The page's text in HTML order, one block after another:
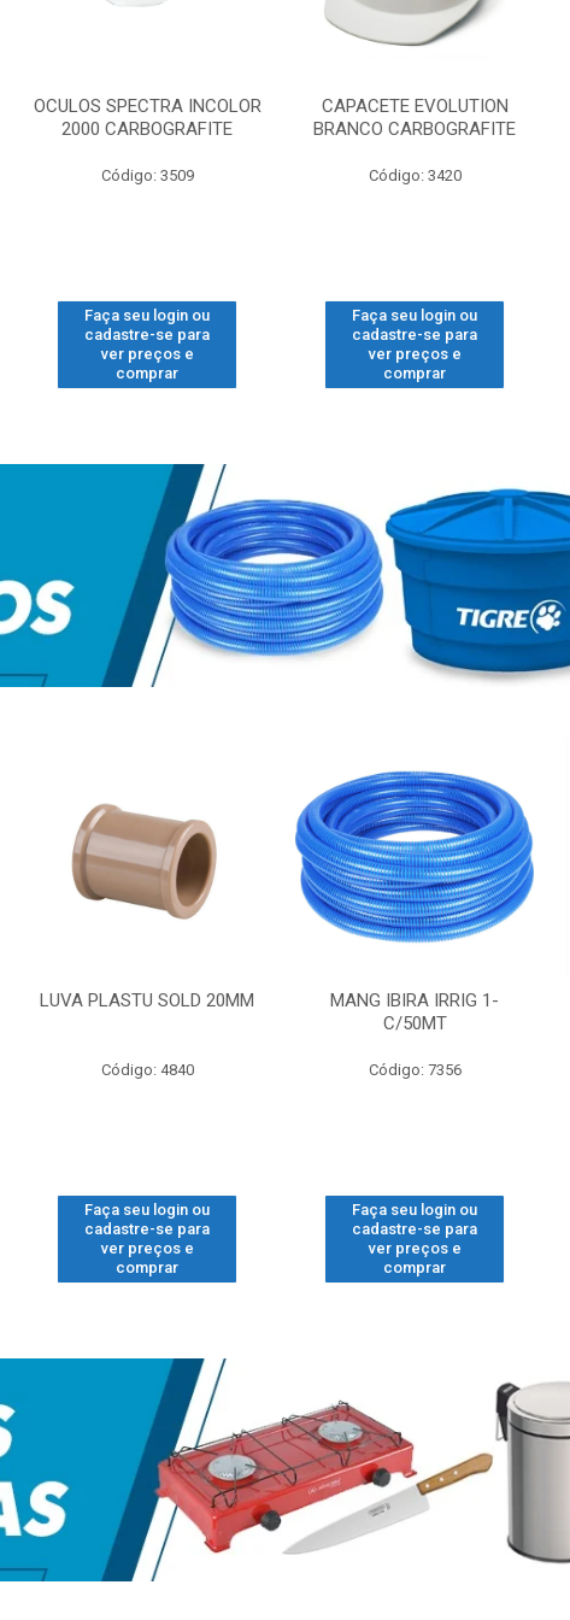
OCULOS SPECTRA INCOLOR
2000 CARBOGRAFITE
Código: 3509
Faça seu login ou
cadastre-se para
ver preços e
comprar
CAPACETE EVOLUTION
BRANCO CARBOGRAFITE
Código: 3420
Faça seu login ou
cadastre-se para
ver preços e
comprar
LUVA PLASTU SOLD 20MM
Código: 4840
Faça seu login ou
cadastre-se para
ver preços e
comprar
MANG IBIRA IRRIG 1-
C/50MT
Código: 7356
Faça seu login ou
cadastre-se para
ver preços e
comprar